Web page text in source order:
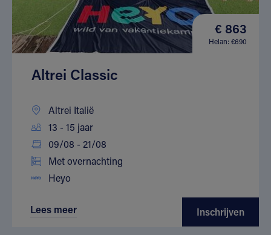
€ 863
Helan: €690
Altrei Classic
Altrei Italië
13 - 15 jaar
09/08 - 21/08
Met overnachting
Heyo
Lees meer Inschrijven